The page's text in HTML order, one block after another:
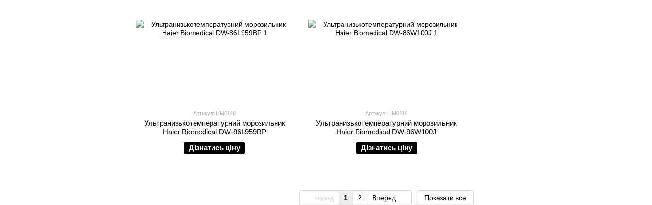
Артикул: HM0148
Ультранизькотемпературний морозильник
Haier Biomedical DW-86L959BP
Дізнатись ціну
Артикул: HM0116
Ультранизькотемпературний морозильник
Haier Biomedical DW-86W100J
Дізнатись ціну
назад 1 2 Вперед Показати все